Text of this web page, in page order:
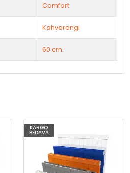
Comfort
Kahverengi
60 cm.
KARGO
BEDAVA